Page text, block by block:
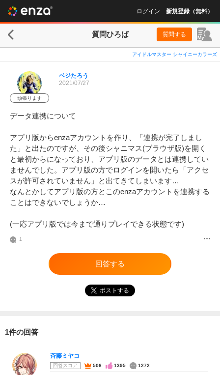
ログイン 新規登録（無料）
質問ひろば 質問する
アイドルマスター シャイニーカラーズ
頑張ります
ベジたろう
2021/07/27
データ連携について
アプリ版からenzaアカウントを作り、「連携が完了しまし
た」と出たのですが、その後シャニマス(ブラウザ版)を開く
と最初からになっており、アプリ版のデータとは連携してい
ませんでした。アプリ版の方でログインを開いたら「アクセ
スが許可されていません」と出てきてしまいます…
なんとかしてアプリ版の方とこのenzaアカウントを連携する
ことはできないでしょうか…
(一応アプリ版では今まで通りプレイできる状態です)
1
回答する
ポストする
1件の回答
斉藤ミヤコ
回答スコア 506 1395 1272